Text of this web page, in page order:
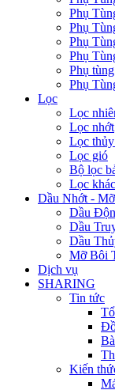
Phụ
Phụ
Phụ
Phụ
Phụ
Phụ
Lọc
Lọc
Lọc nhớt
Lọc
Lọc gió
Bộ lọc
Lọc khác
Dầu Nhớt - Mỡ
Dầu
Dầu
Dầu
Mỡ Bôi
Dịch vụ
SHARING
Tin tức
Kiến